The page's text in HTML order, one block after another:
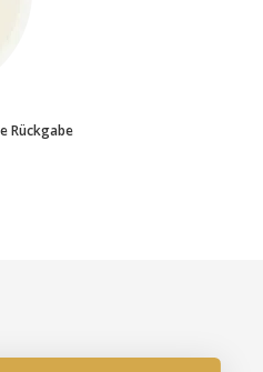
Rückgabe